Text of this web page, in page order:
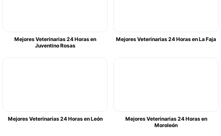
Mejores Veterinarias 24 Horas en
Juventino Rosas
Mejores Veterinarias 24 Horas en La Faja
Mejores Veterinarias 24 Horas en León
Mejores Veterinarias 24 Horas en
Moroleón